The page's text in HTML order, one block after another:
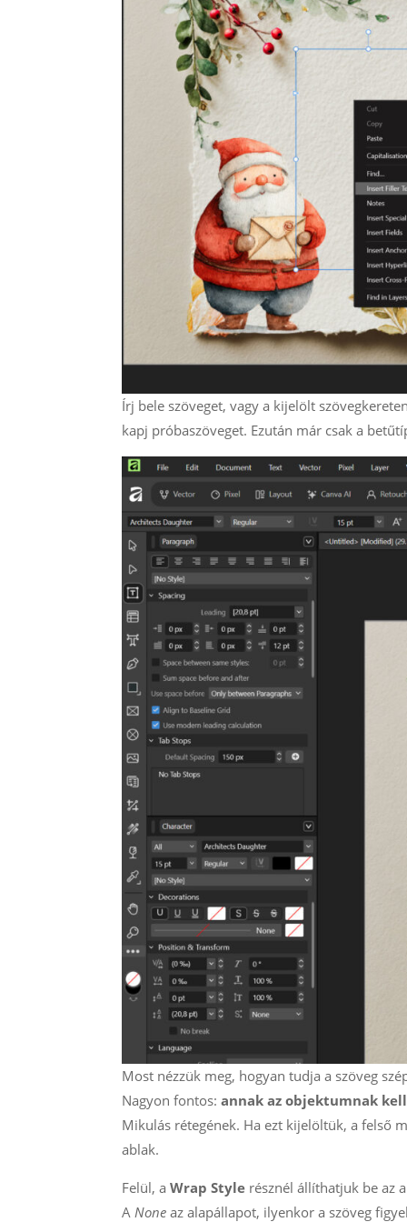
Írj bele szöveget, vagy a kijelölt
kapj próbaszöveget. Ezután már csak a
Most nézzük meg, hogyan tudja a szöveg
Nagyon fontos:annak az objektumnak
Mikulás rétegének. Ha ezt kijelöltük, a felső
ablak.
Felül, aWrap Style résznél állíthatjuk be az
A None az alapállapot, ilyenkor a szöveg